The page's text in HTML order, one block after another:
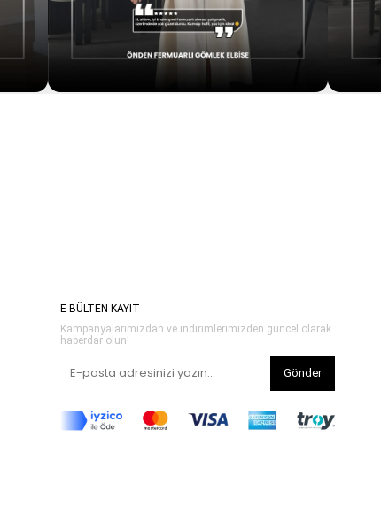
E-BÜLTEN KAYIT
Kampanyalarımızdan ve indirimlerimizden güncel olarak
haberdar olun!
Gönder